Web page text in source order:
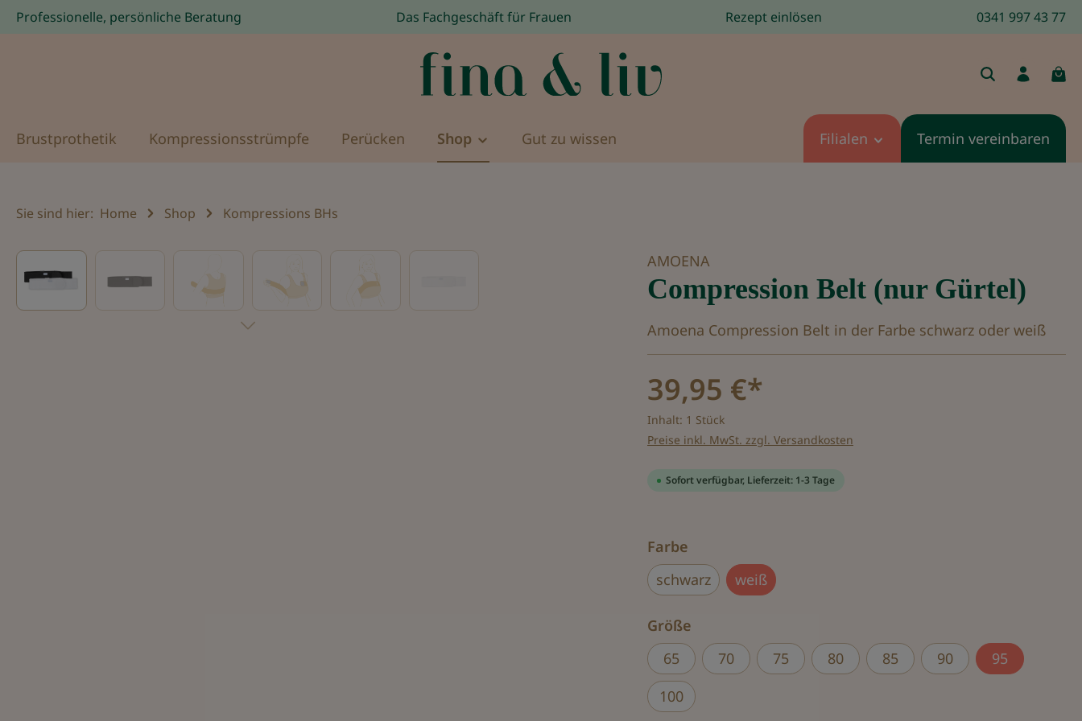
Hauptnavigation springen
Professionelle, persönliche Beratung Das Fachgeschäft für Frauen Rezept einlösen 0341 997 43 77
Brustprothetik Kompressionsstrümpfe Perücken Shop Gut zu wissen Filialen Termin vereinbaren
Sie sind hier: Home Shop Kompressions BHs
Bildergalerie überspringen AMOENA
Compression Belt (nur Gürtel)
Amoena Compression Belt in der Farbe schwarz oder weiß
39,95 €*
Inhalt: 1 Stück
Preise inkl. MwSt. zzgl. Versandkosten
Sofort verfügbar, Lieferzeit: 1-3 Tage
Farbe
schwarz
weiß
Größe
65
70 75 80 85 90
95
100